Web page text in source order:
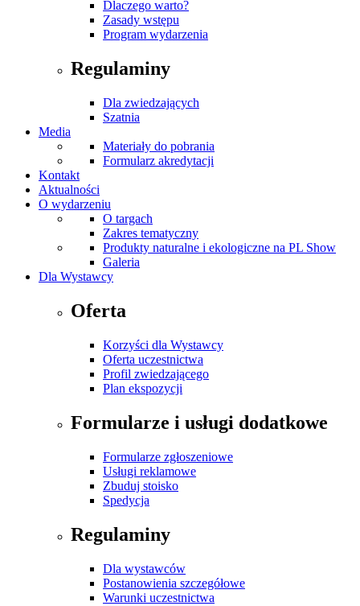
Dlaczego warto?
Zasady wstępu
Program wydarzenia
Regulaminy
Dla zwiedzających
Szatnia
Media
Materiały do pobrania
Formularz akredytacji
Kontakt
Aktualności
O wydarzeniu
O targach
Zakres tematyczny
Produkty naturalne i ekologiczne na PL Show
Galeria
Dla Wystawcy
Oferta
Korzyści dla Wystawcy
Oferta uczestnictwa
Profil zwiedzającego
Plan ekspozycji
Formularze i usługi dodatkowe
Formularze zgłoszeniowe
Usługi reklamowe
Zbuduj stoisko
Spedycja
Regulaminy
Dla wystawców
Postanowienia szczegółowe
Warunki uczestnictwa